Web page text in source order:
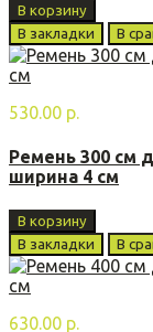
В корзину
В закладки
В
530.00 р.
Ремень 300 см
ширина 4 см
В корзину
В закладки
В
630.00 р.